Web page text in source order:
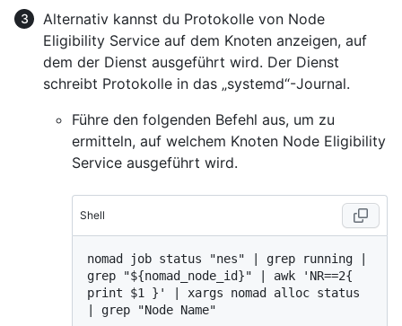
Alternativ kannst du Protokolle von Node
Eligibility Service auf dem Knoten anzeigen, auf
dem der Dienst ausgeführt wird. Der Dienst
schreibt Protokolle in das „systemd“-Journal.
Führe den folgenden Befehl aus, um zu
ermitteln, auf welchem Knoten Node Eligibility
Service ausgeführt wird.
Shell
nomad job status "nes" | grep running |
grep "${nomad_node_id}" | awk 'NR==2{
print $1 }' | xargs nomad alloc status